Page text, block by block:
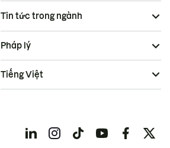
Tin tức trong ngành
Pháp lý
Tiếng Việt